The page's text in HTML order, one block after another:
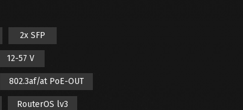
2x SFP
12-57 V
802.3af/at PoE-OUT
RouterOS lv3